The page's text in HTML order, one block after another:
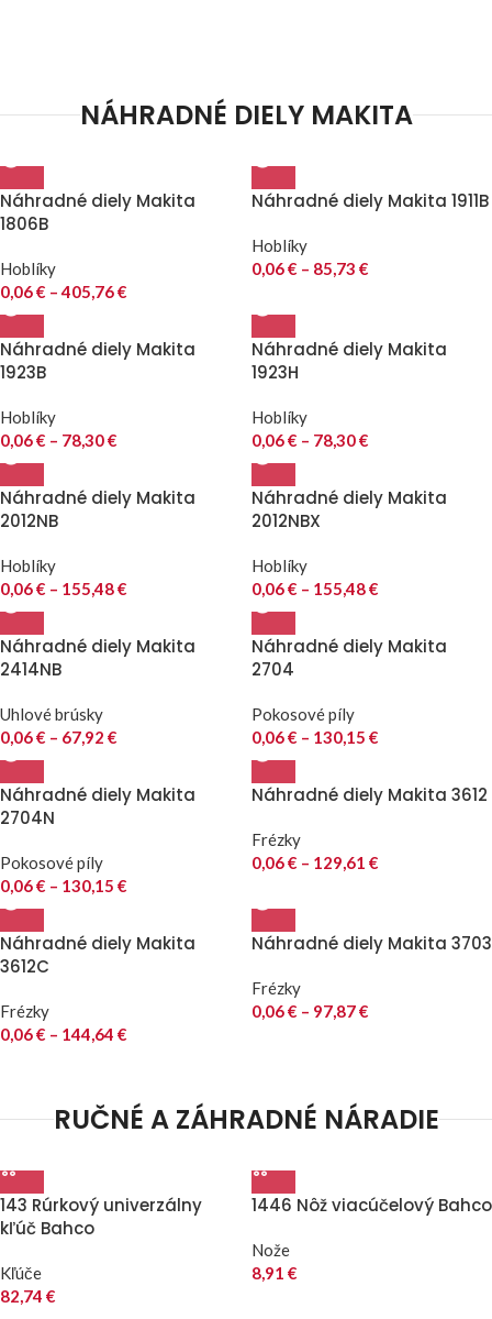
NÁHRADNÉ DIELY MAKITA
Náhradné diely Makita
1806B
Hoblíky
0,06€ – 405,76€
Náhradné diely Makita 1911B
Hoblíky
0,06€ – 85,73 €
Náhradné diely Makita
1923B
Hoblíky
0,06€ – 78,30€
Náhradné diely Makita
1923H
Hoblíky
0,06€ – 78,30€
Náhradné diely Makita
2012NB
Hoblíky
0,06€ – 155,48€
Náhradné diely Makita
2012NBX
Hoblíky
0,06€ – 155,48€
Náhradné diely Makita
2414NB
Uhlové brúsky
0,06€ – 67,92 €
Náhradné diely Makita
2704
Pokosové píly
0,06€ – 130,15 €
Náhradné diely Makita
2704N
Pokosové píly
0,06€ – 130,15 €
Náhradné diely Makita 3612
Frézky
0,06€ – 129,61 €
Náhradné diely Makita
3612C
Frézky
0,06€ – 144,64 €
Náhradné diely Makita 3703
Frézky
0,06€ – 97,87€
RUČNÉ A ZÁHRADNÉ NÁRADIE
143 Rúrkový univerzálny
kľúč Bahco
Kľúče
82,74 €
1446 Nôž viacúčelový Bahco
Nože
8,91 €